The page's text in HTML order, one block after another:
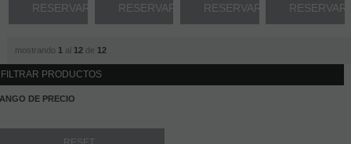
RESERVAR RESERVAR RESERVAR RESERVAR
mostrando 1 al 12de 12
FILTRAR PRODUCTOS
DE PRECIO